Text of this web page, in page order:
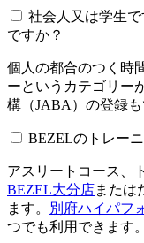
社会人又は学生
ですか？
個人の都合のつく時
ーというカテゴリー
構（JABA）の登録も
BEZELのトレー
アスリートコース、
BEZEL大分店または
ます。
別府ハイパフ
つでも利用できます。